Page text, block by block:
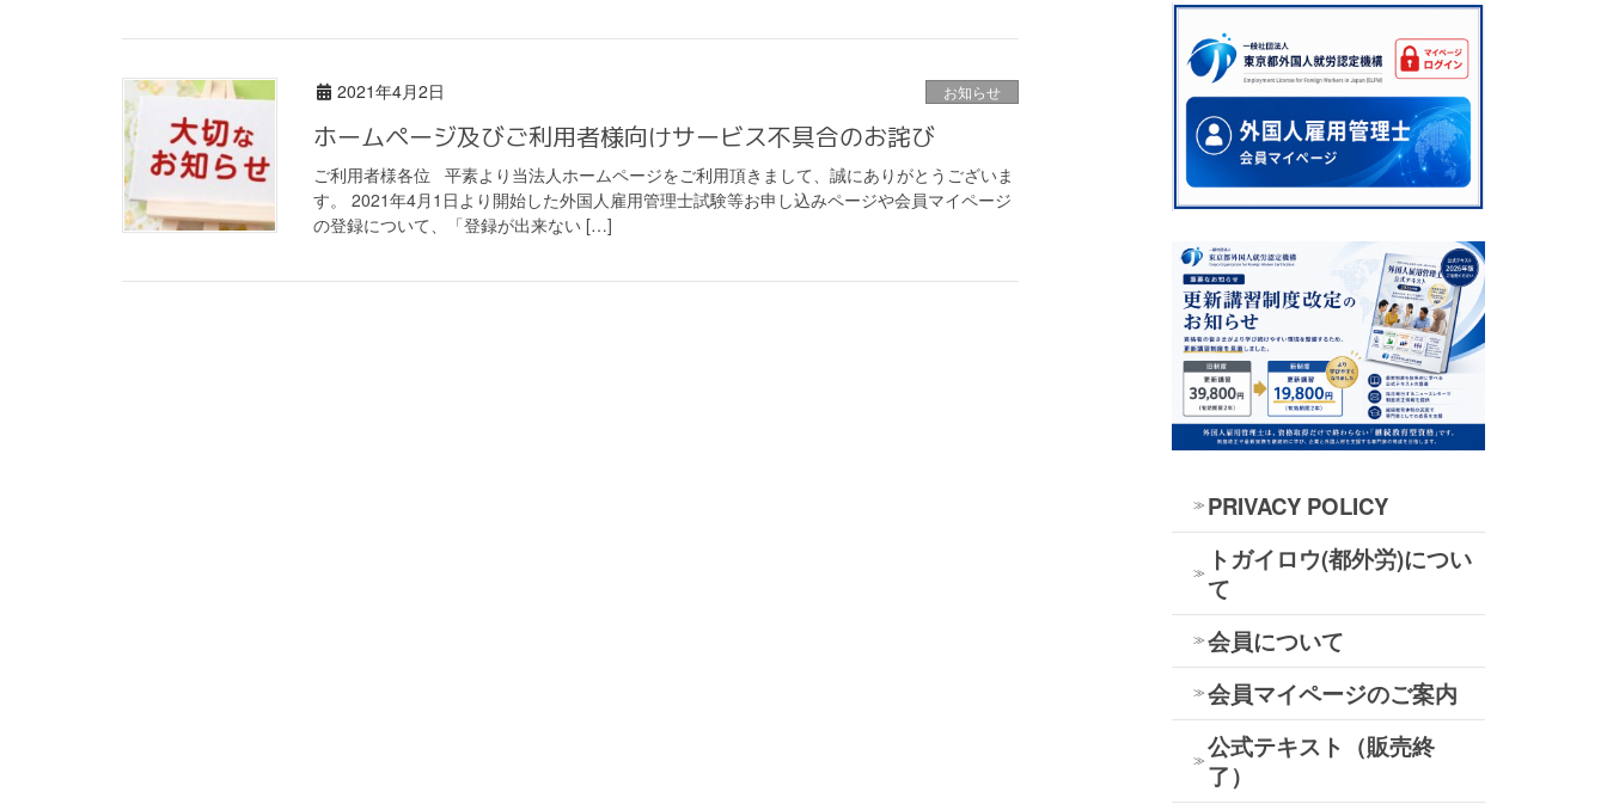
2021年4月2日 お知らせ
ホームページ及びご利用者様向けサービス不具合のお詫び
ご利用者様各位 平素より当法人ホームページをご利用頂きまして、誠にありがとうございま
す。 2021年4月1日より開始した外国人雇用管理士試験等お申し込みページや会員マイページ
の登録について、「登録が出来ない […]
PRIVACY POLICY
トガイロウ(都外労)につい
て
会員について
会員マイページのご案内
公式テキスト（販売終
了）